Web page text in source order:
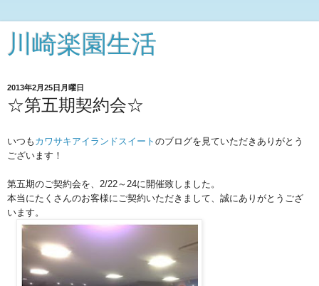
川崎楽園生活
2013年2月25日月曜日
☆第五期契約会☆
いつも カワサキアイランドスイート のブログを見ていただきありがとう
ございます！
第五期のご契約会を、2/22～24に開催致しました。
本当にたくさんのお客様にご契約いただきまして、誠にありがとうござ
います。